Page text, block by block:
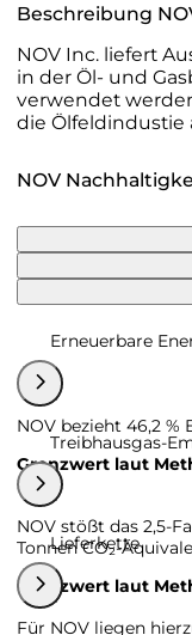
Beschreibung
NOV Inc. liefert
in der Öl- und
verwendet
die Ölfeldindustie
NOV
Erneuerbare
NOV bezieht 46,2 %
Grenzwert laut
Treibhausgas-
NOV stößt das 2,5-
Tonnen CO₂-
Grenzwert laut
Lieferkette
Für NOV liegen